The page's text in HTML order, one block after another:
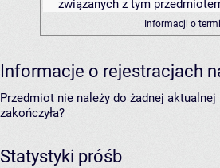
związanych z tym
Informacji o
Informacje o rejestracjach
Przedmiot nie należy do żadnej
zakończyła?
Statystyki próśb